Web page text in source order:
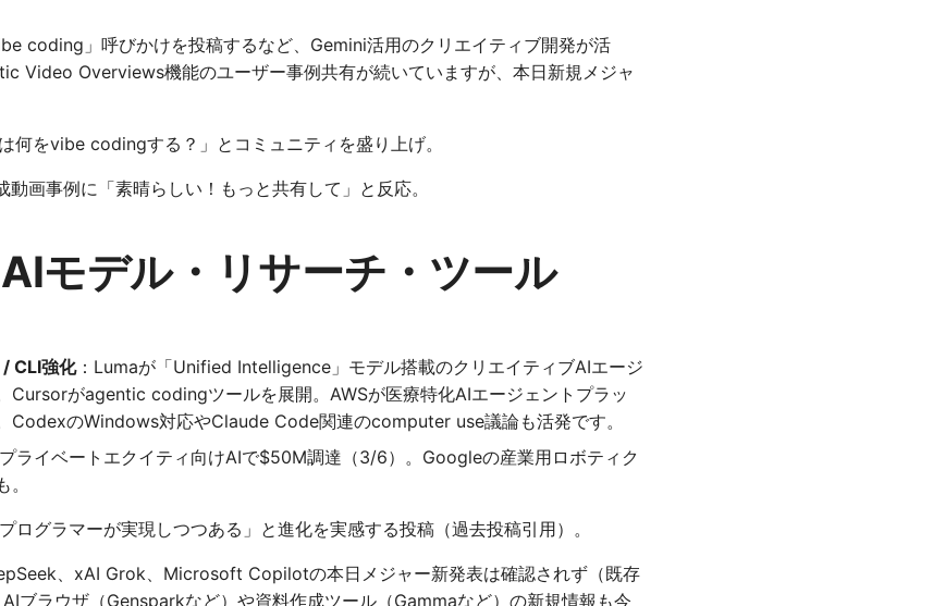
coding」呼びかけを投稿するなど、Gemini活用のクリエイティブ開発が活
Video Overviews機能のユーザー事例共有が続いていますが、本日新規メジャ
何をvibe codingする？」とコミュニティを盛り上げ。
動画事例に「素晴らしい！もっと共有して」と反応。
モデル・リサーチ・ツール
CLI強化：Lumaが「Unified Intelligence」モデル搭載のクリエイティブAIエージ
Cursorがagentic codingツールを展開。AWSが医療特化AIエージェントプラッ
CodexのWindows対応やClaude Code関連のcomputer use議論も活発です。
ライベートエクイティ向けAIで$50M調達（3/6）。Googleの産業用ロボティク
ログラマーが実現しつつある」と進化を実感する投稿（過去投稿引用）。
、xAI Grok、Microsoft Copilotの本日メジャー新発表は確認されず（既存
ブラウザ（Gensparkなど）や資料作成ツール（Gammaなど）の新規情報も今